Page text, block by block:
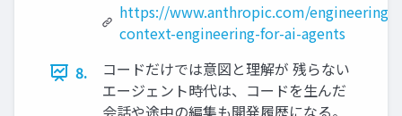
https://www.anthropic.com/engineering/
context-engineering-for-ai-agents
8.
コードだけでは意図と理解が 残らない
エージェント時代は、コードを生んだ